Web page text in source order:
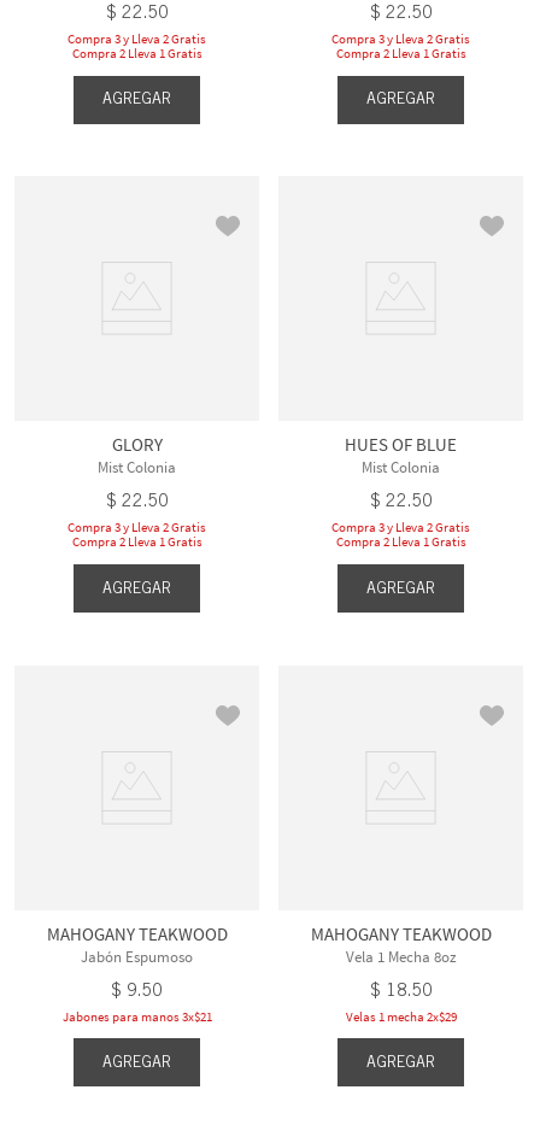
$ 22.50
Compra 3 y Lleva 2 Gratis
Compra 2 Lleva 1 Gratis
AGREGAR
$ 22.50
Compra 3 y Lleva 2 Gratis
Compra 2 Lleva 1 Gratis
AGREGAR
GLORY
Mist Colonia
$ 22.50
Compra 3 y Lleva 2 Gratis
Compra 2 Lleva 1 Gratis
AGREGAR
HUES OF BLUE
Mist Colonia
$ 22.50
Compra 3 y Lleva 2 Gratis
Compra 2 Lleva 1 Gratis
AGREGAR
MAHOGANY TEAKWOOD
Jabón Espumoso
$ 9.50
Jabones para manos 3x$21
AGREGAR
MAHOGANY TEAKWOOD
Vela 1 Mecha 8oz
$ 18.50
Velas 1 mecha 2x$29
AGREGAR